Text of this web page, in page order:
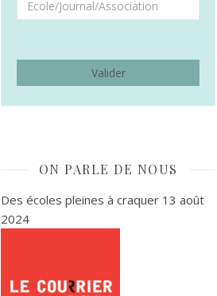
ON PARLE DE NOUS
Des écoles pleines à craquer 13 août
2024